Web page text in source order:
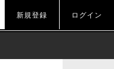
新規登録 ログイン